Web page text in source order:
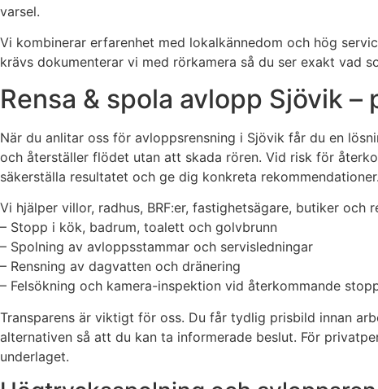
varsel.
Vi kombinerar erfarenhet med lokalkännedom och hög
krävs dokumenterar vi med rörkamera så du ser exakt vad
Rensa & spola avlopp Sjövik
När du anlitar oss för avloppsrensning i Sjövik får du en
och återställer flödet utan att skada rören. Vid risk för
säkerställa resultatet och ge dig konkreta rekommendationer.
Vi hjälper villor, radhus, BRF:er, fastighetsägare, butiker och
– Stopp i kök, badrum, toalett och golvbrunn
– Spolning av avloppsstammar och servisledningar
– Rensning av dagvatten och dränering
– Felsökning och kamera-inspektion vid återkommande
Transparens är viktigt för oss. Du får tydlig prisbild innan
alternativen så att du kan ta informerade beslut. För
underlaget.